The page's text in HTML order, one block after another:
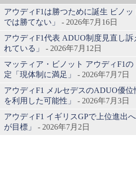
アウディF1は勝つために誕生 ビノ
では勝てない」
- 2026年7月16日
アウディF1代表 ADUO制度見直し
れている」
- 2026年7月12日
マッティア・ビノット アウディF1
定「現体制に満足」
- 2026年7月7日
アウディF1 メルセデスのADUO優
を利用した可能性」
- 2026年7月3日
アウディF1 イギリスGPで上位進出
が目標」
- 2026年7月2日